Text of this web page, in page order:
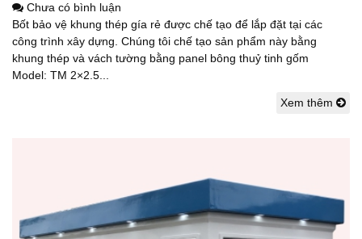
Chưa có bình luận
Bốt bảo vệ khung thép gía rẻ được chế tạo để lắp đặt tại các
công trình xây dựng. Chúng tôi chế tạo sản phẩm này bằng
khung thép và vách tường bằng panel bông thuỷ tinh gốm
Model: TM 2×2.5...
Xem thêm